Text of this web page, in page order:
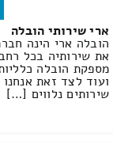
ארי שירותי הובלה
הובלה ארי הינה
את שירותיה בכל
מספקת הובלה
ועוד לצד זאת
שירותים נלווים […]